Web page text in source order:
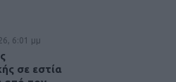
6:01 μμ
σε εστία